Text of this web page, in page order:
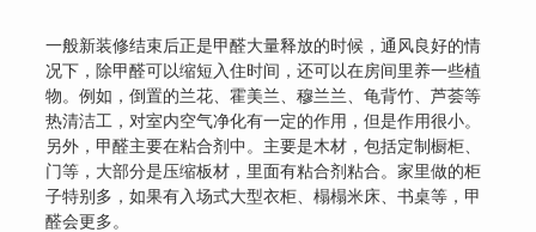
一般新装修结束后正是甲醛大量释放的时候，通风良好的情
况下，除甲醛可以缩短入住时间，还可以在房间里养一些植
物。例如，倒置的兰花、霍美兰、穆兰兰、龟背竹、芦荟等
热清洁工，对室内空气净化有一定的作用，但是作用很小。
另外，甲醛主要在粘合剂中。主要是木材，包括定制橱柜、
门等，大部分是压缩板材，里面有粘合剂粘合。家里做的柜
子特别多，如果有入场式大型衣柜、榻榻米床、书桌等，甲
醛会更多。